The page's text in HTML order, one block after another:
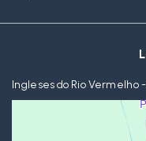
Ingleses do Rio Vermelho